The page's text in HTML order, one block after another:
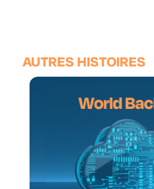
AUTRES HISTOIRES